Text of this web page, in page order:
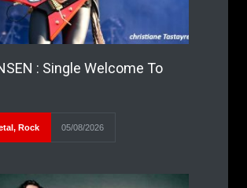
: Single Welcome To
, Rock 05/08/2026